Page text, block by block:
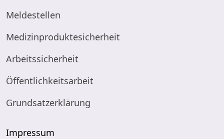
Meldestellen
Medizinproduktesicherheit
Arbeitssicherheit
Öffentlichkeitsarbeit
Grundsatzerklärung
Impressum